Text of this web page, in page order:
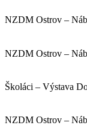
NZDM Ostrov –
NZDM Ostrov –
Školáci – Výstava
NZDM Ostrov –